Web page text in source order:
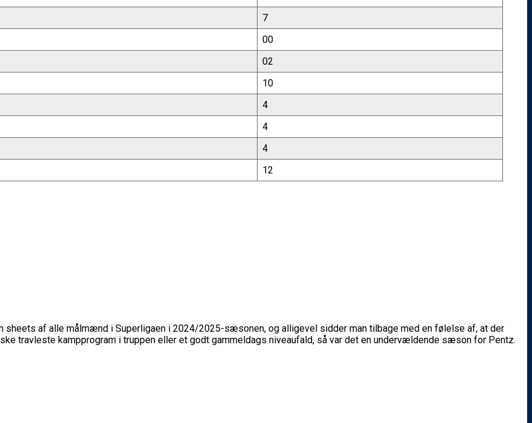
7
00
02
10
4
4
4
12
sheets af alle målmænd i Superligaen i 2024/2025-sæsonen, og alligevel sidder man tilbage med en følelse af, at der
travleste kampprogram i truppen eller et godt gammeldags niveaufald, så var det en undervældende sæson for Pentz.